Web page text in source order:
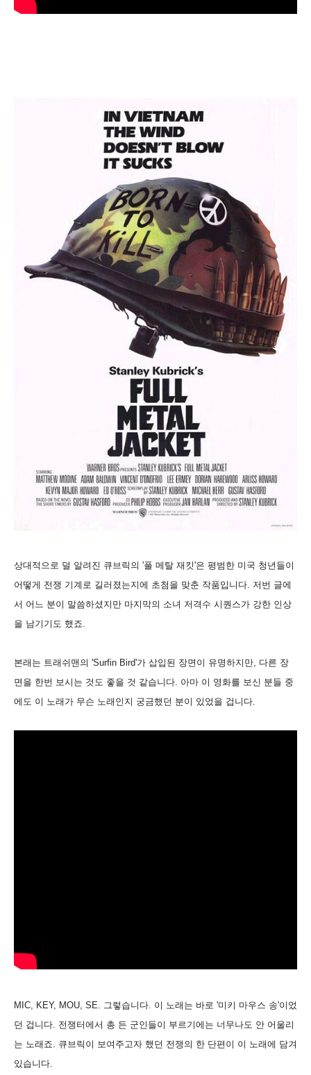
상대적으로 덜 알려진 큐브릭의 '풀 메탈 재킷'은 평범한 미국 청년들이
어떻게 전쟁 기계로 길러졌는지에 초첨을 맞춘 작품입니다. 저번 글에
서 어느 분이 말씀하셨지만 마지막의 소녀 저격수 시퀀스가 강한 인상
을 남기기도 했죠.
본래는 트래쉬맨의 'Surfin Bird'가 삽입된 장면이 유명하지만, 다른 장
면을 한번 보시는 것도 좋을 것 같습니다. 아마 이 영화를 보신 분들 중
에도 이 노래가 무슨 노래인지 궁금했던 분이 있었을 겁니다.
MIC, KEY, MOU, SE. 그렇습니다. 이 노래는 바로 '미키 마우스 송'이었
던 겁니다. 전쟁터에서 총 든 군인들이 부르기에는 너무나도 안 어울리
는 노래죠. 큐브릭이 보여주고자 했던 전쟁의 한 단편이 이 노래에 담겨
있습니다.